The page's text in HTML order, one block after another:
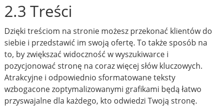
2.3 Treści
Dzięki treściom na stronie możesz przekonać klientów do
siebie i przedstawić im swoją ofertę. To także sposób na
to, by zwiększać widoczność w wyszukiwarce i
pozycjonować stronę na coraz więcej słów kluczowych.
Atrakcyjne i odpowiednio sformatowane teksty
wzbogacone zoptymalizowanymi grafikami będą łatwo
przyswajalne dla każdego, kto odwiedzi Twoją stronę.